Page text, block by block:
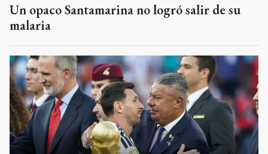
Un opaco Santamarina no logró salir de su
malaria